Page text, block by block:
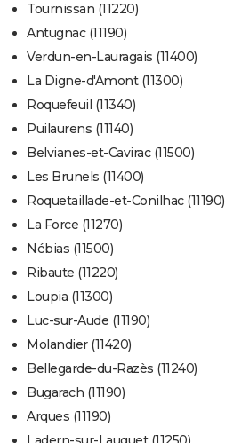
Tournissan (11220)
Antugnac (11190)
Verdun-en-Lauragais (11400)
La Digne-d'Amont (11300)
Roquefeuil (11340)
Puilaurens (11140)
Belvianes-et-Cavirac (11500)
Les Brunels (11400)
Roquetaillade-et-Conilhac (11190)
La Force (11270)
Nébias (11500)
Ribaute (11220)
Loupia (11300)
Luc-sur-Aude (11190)
Molandier (11420)
Bellegarde-du-Razès (11240)
Bugarach (11190)
Arques (11190)